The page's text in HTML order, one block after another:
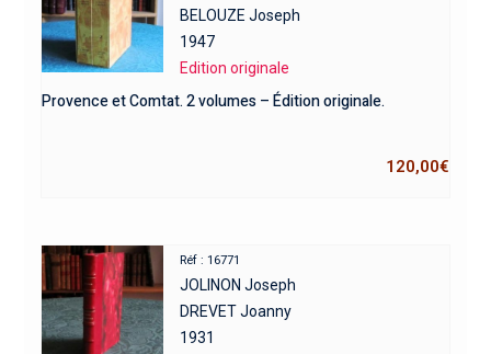
BELOUZE Joseph
1947
Edition originale
Provence et Comtat. 2 volumes – Édition originale.
120,00€
Réf : 16771
JOLINON Joseph
DREVET Joanny
1931